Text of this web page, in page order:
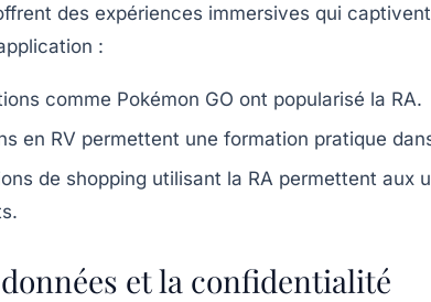
des expériences immersives qui
:
comme Pokémon GO ont popularisé la RA.
en RV permettent une formation pratique
de shopping utilisant la RA permettent aux
et la confidentialité